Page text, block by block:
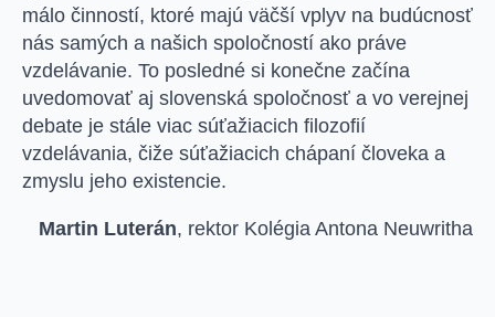
málo činností, ktoré majú väčší vplyv na budúcnosť
nás samých a našich spoločností ako práve
vzdelávanie. To posledné si konečne začína
uvedomovať aj slovenská spoločnosť a vo verejnej
debate je stále viac súťažiacich filozofií
vzdelávania, čiže súťažiacich chápaní človeka a
zmyslu jeho existencie.
Martin Luterán, rektor Kolégia Antona Neuwritha